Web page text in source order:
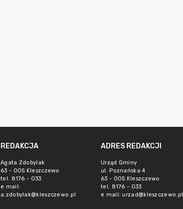
REDAKCJA
Agata Zdobylak
63 - 005 Kleszczewo
tel. 8176 - 033
e mail:
a.zdobylak@kleszczewo.pl
ADRES REDAKCJI
Urząd Gminy
ul. Poznańska 4
63 - 005 Kleszczewo
tel. 8176 - 033
e mail: urzad@kleszczewo.pl